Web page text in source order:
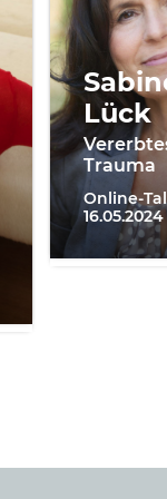
Lück
Trauma
Online-
16.05.2024